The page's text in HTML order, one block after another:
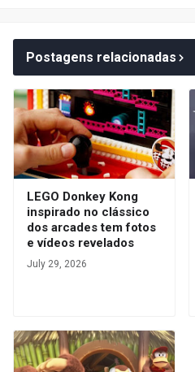
Postagens relacionadas
LEGO Donkey Kong
inspirado no clássico
dos arcades tem fotos
e vídeos revelados
July 29, 2026